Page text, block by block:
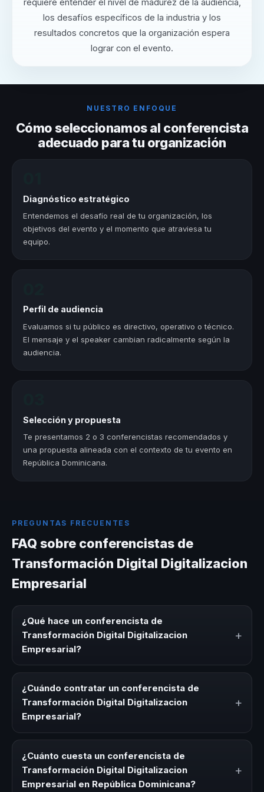
requiere entender el nivel de madurez de la audiencia,
los desafíos específicos de la industria y los
resultados concretos que la organización espera
lograr con el evento.
NUESTRO ENFOQUE
Cómo seleccionamos al conferencista
adecuado para tu organización
Diagnóstico estratégico
Entendemos el desafío real de tu organización, los
objetivos del evento y el momento que atraviesa tu
equipo.
Perfil de audiencia
Evaluamos si tu público es directivo, operativo o técnico.
El mensaje y el speaker cambian radicalmente según la
audiencia.
Selección y propuesta
Te presentamos 2 o 3 conferencistas recomendados y
una propuesta alineada con el contexto de tu evento en
República Dominicana.
PREGUNTAS FRECUENTES
FAQ sobre conferencistas de
Transformación Digital Digitalizacion
Empresarial
¿Qué hace un conferencista de
Transformación Digital Digitalizacion
Empresarial?
+
Empresarial es un experto que comparte conocimiento,
estrategias y experiencias sobre este tema en eventos
corporativos, convenciones y seminarios. Su objetivo es
generar reflexión, inspiración y herramientas aplicables
para la audiencia.
¿Cuándo contratar un conferencista de
Transformación Digital Digitalizacion
Empresarial?
+
Digital Digitalizacion Empresarial para kick-offs,
convenciones anuales, programas de desarrollo, eventos
de integración o cuando tu organización necesita
impulsar un cambio cultural relacionado con esta
¿Cuánto cuesta un conferencista de
Transformación Digital Digitalizacion
Empresarial en República Dominicana?
+